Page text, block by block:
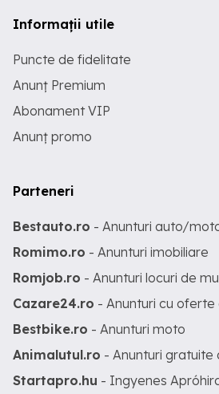
Informații utile
Puncte de fidelitate
Anunț Premium
Abonament VIP
Anunț promo
Parteneri
Bestauto.ro - Anunturi auto/
Romimo.ro - Anunturi imobiliare
Romjob.ro - Anunturi locuri de
Cazare24.ro - Anunturi cu oferte
Bestbike.ro - Anunturi moto
Animalutul.ro - Anunturi gratuite
Startapro.hu - Ingyenes